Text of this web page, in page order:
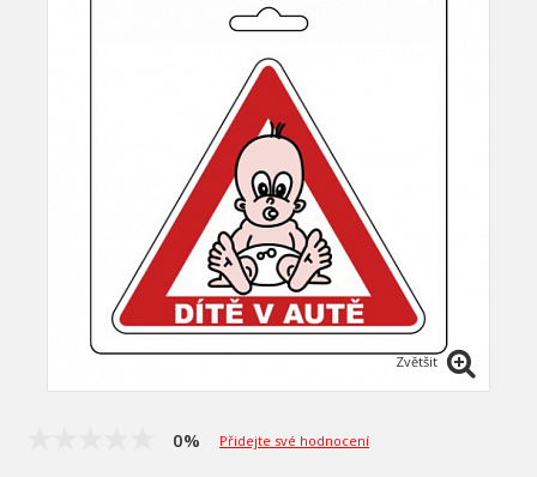
Zvětšit
0% Přidejte své hodnocení